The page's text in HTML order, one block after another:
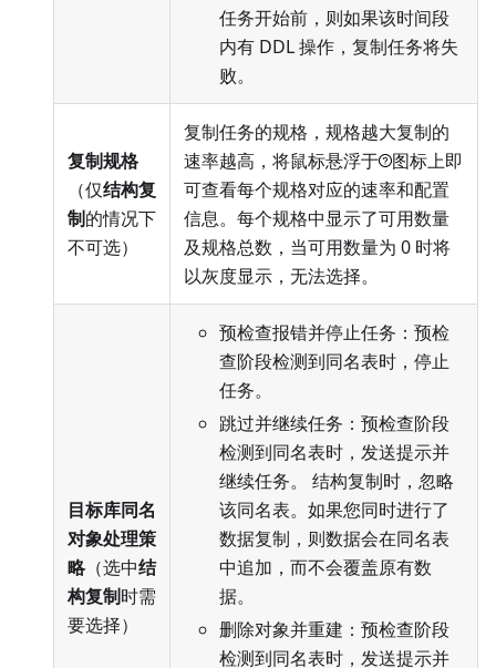
任务开始前，则如果该时间段
内有 DDL 操作，复制任务将失
败。
复制规格
（仅结构复
制的情况下
不可选）
复制任务的规格，规格越大复制的
速率越高，将鼠标悬浮于 图标上即
可查看每个规格对应的速率和配置
信息。每个规格中显示了可用数量
及规格总数，当可用数量为 0 时将
以灰度显示，无法选择。
目标库同名
对象处理策
略（选中结
构复制时需
要选择）
预检查报错并停止任务：预检
查阶段检测到同名表时，停止
任务。
跳过并继续任务：预检查阶段
检测到同名表时，发送提示并
继续任务。 结构复制时，忽略
该同名表。如果您同时进行了
数据复制，则数据会在同名表
中追加，而不会覆盖原有数
据。
删除对象并重建：预检查阶段
检测到同名表时，发送提示并